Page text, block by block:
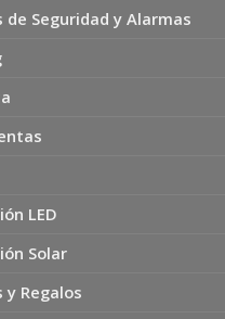
de Seguridad y Alarmas
LED
Solar
y Regalos